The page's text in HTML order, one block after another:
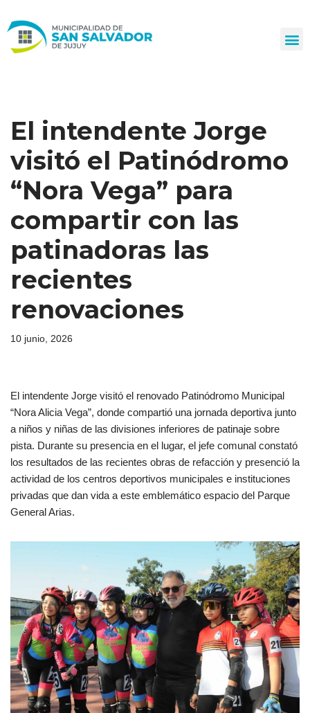
al
El intendente Jorge
visitó el Patinódromo
“Nora Vega” para
compartir con las
patinadoras las
recientes
renovaciones
10 junio, 2026
El intendente Jorge visitó el renovado Patinódromo Municipal
“Nora Alicia Vega”, donde compartió una jornada deportiva junto
a niños y niñas de las divisiones inferiores de patinaje sobre
pista. Durante su presencia en el lugar, el jefe comunal constató
los resultados de las recientes obras de refacción y presenció la
actividad de los centros deportivos municipales e instituciones
privadas que dan vida a este emblemático espacio del Parque
General Arias.